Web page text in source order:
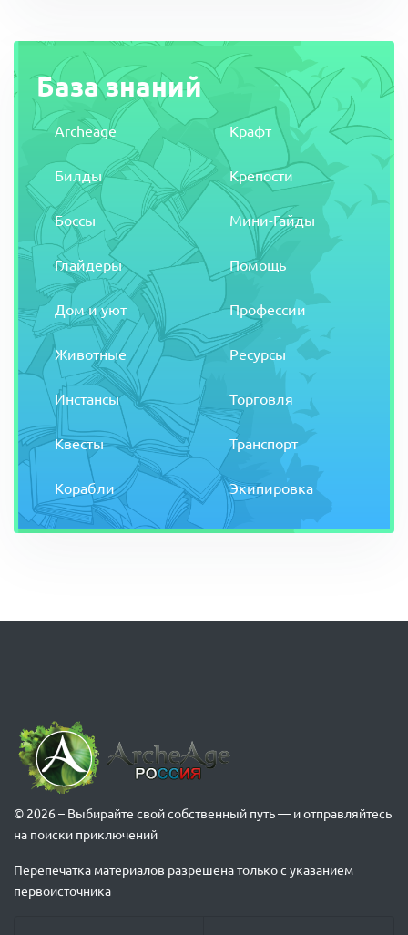
База знаний
Archeage
Билды
Боссы
Глайдеры
Дом и уют
Животные
Инстансы
Квесты
Корабли
Крафт
Крепости
Мини-Гайды
Помощь
Профессии
Ресурсы
Торговля
Транспорт
Экипировка
© 2026 – Выбирайте свой собственный путь — и отправляйтесь
на поиски приключений
Перепечатка материалов разрешена только с указанием
первоисточника